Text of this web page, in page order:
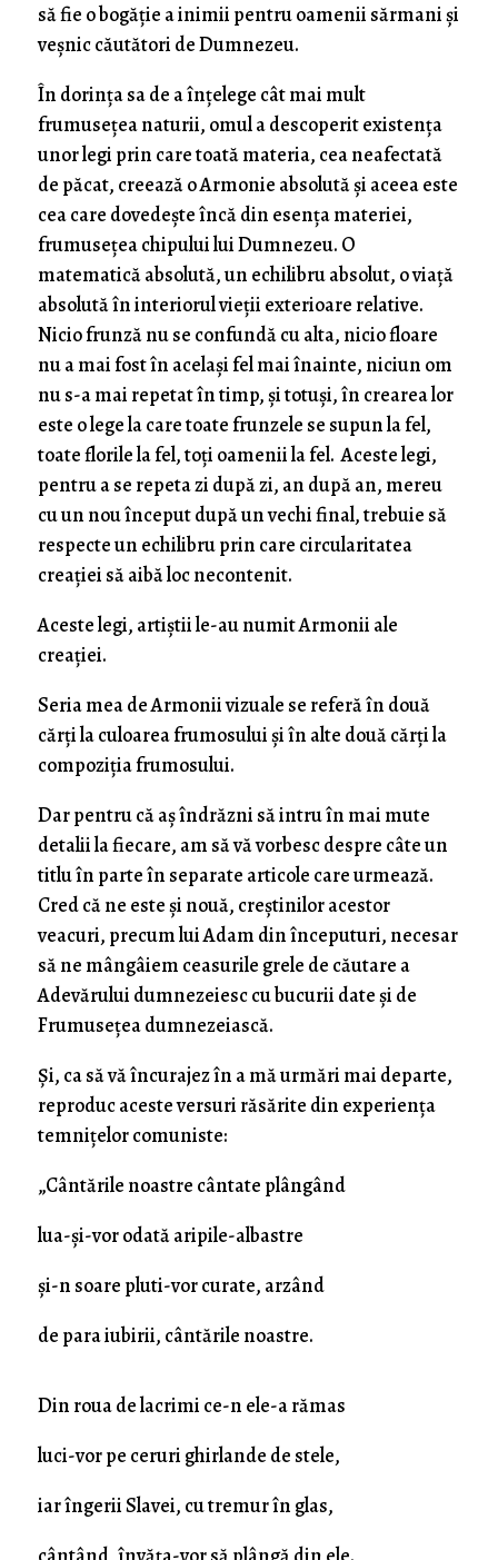
să fie o bogăție a inimii pentru oamenii sărmani și
veșnic căutători de Dumnezeu.
În dorința sa de a înțelege cât mai mult
frumusețea naturii, omul a descoperit existența
unor legi prin care toată materia, cea neafectată
de păcat, creează o Armonie absolută și aceea este
cea care dovedește încă din esența materiei,
frumusețea chipului lui Dumnezeu. O
matematică absolută, un echilibru absolut, o viață
absolută în interiorul vieții exterioare relative.
Nicio frunză nu se confundă cu alta, nicio floare
nu a mai fost în același fel mai înainte, niciun om
nu s-a mai repetat în timp, și totuși, în crearea lor
este o lege la care toate frunzele se supun la fel,
toate florile la fel, toți oamenii la fel. Aceste legi,
pentru a se repeta zi după zi, an după an, mereu
cu un nou început după un vechi final, trebuie să
respecte un echilibru prin care circularitatea
creației să aibă loc necontenit.
Aceste legi, artiștii le-au numit Armonii ale
creației.
Seria mea de Armonii vizuale se referă în două
cărți la culoarea frumosului și în alte două cărți la
compoziția frumosului.
Dar pentru că aș îndrăzni să intru în mai mute
detalii la fiecare, am să vă vorbesc despre câte un
titlu în parte în separate articole care urmează.
Cred că ne este și nouă, creștinilor acestor
veacuri, precum lui Adam din începuturi, necesar
să ne mângâiem ceasurile grele de căutare a
Adevărului dumnezeiesc cu bucurii date și de
Frumusețea dumnezeiască.
Și, ca să vă încurajez în a mă urmări mai departe,
reproduc aceste versuri răsărite din experiența
temnițelor comuniste:
„Cântările noastre cântate plângând
lua-și-vor odată aripile-albastre
și-n soare pluti-vor curate, arzând
de para iubirii, cântările noastre.
Din roua de lacrimi ce-n ele-a rămas
luci-vor pe ceruri ghirlande de stele,
iar îngerii Slavei, cu tremur în glas,